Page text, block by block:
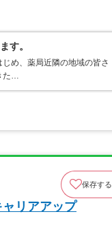
す。
め、薬局近隣の地域の皆さ
た…
保存する
リアアップ